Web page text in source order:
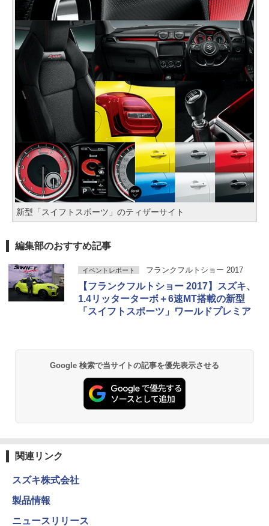
新型「スイフトスポーツ」のティザーサイト
編集部のおすすめ記事
イベントレポート フランクフルトショー 2017
【フランクフルトショー 2017】スズキ、
1.4リッターターボ＋6速MT搭載の新型
「スイフトスポーツ」ワールドプレミア
Google 検索で当サイトの記事を優先表示させる
関連リンク
スズキ株式会社
製品情報
ニュースリリース